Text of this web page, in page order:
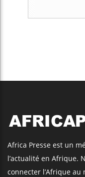
Africa Presse est un
l’actualité en Afrique.
connecter l’Afrique au